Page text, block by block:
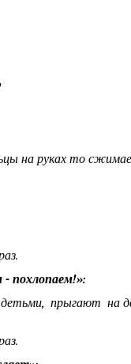
(сидя на
на руках то
похлопаем!»:
детьми, прыгают на